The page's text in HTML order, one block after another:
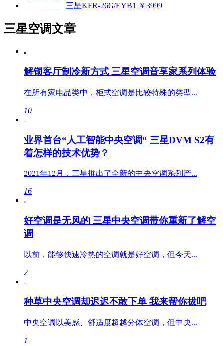
三星KFR-26G/EYB1 ￥3999
三星空调文章
解锁客厅制冷新方式 三星空调音享家系列体验
在所有家电品类中，柜式空调是比较特殊的类型...
10
业界首台“人工智能中央空调“ 三星DVM S2有
着怎样的技术优势？
2021年12月，三星推出了全新的中央空调系列产...
16
好空调是无风的 三星中央空调带你重新了解空
调
以前，能够快速冷热的空调就是好空调，但今天...
2
种草中央空调却迟迟不敢下单 我来帮你拔吧
中央空调以美感、舒适度超越分体空调，但中央...
1